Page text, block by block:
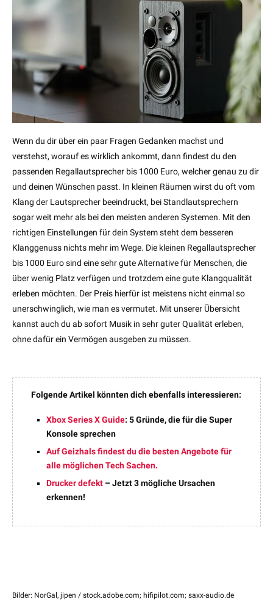
Wenn du dir über ein paar Fragen Gedanken machst und
verstehst, worauf es wirklich ankommt, dann findest du den
passenden Regallautsprecher bis 1000 Euro, welcher genau zu dir
und deinen Wünschen passt. In kleinen Räumen wirst du oft vom
Klang der Lautsprecher beeindruckt, bei Standlautsprechern
sogar weit mehr als bei den meisten anderen Systemen. Mit den
richtigen Einstellungen für dein System steht dem besseren
Klanggenuss nichts mehr im Wege. Die kleinen Regallautsprecher
bis 1000 Euro sind eine sehr gute Alternative für Menschen, die
über wenig Platz verfügen und trotzdem eine gute Klangqualität
erleben möchten. Der Preis hierfür ist meistens nicht einmal so
unerschwinglich, wie man es vermutet. Mit unserer Übersicht
kannst auch du ab sofort Musik in sehr guter Qualität erleben,
ohne dafür ein Vermögen ausgeben zu müssen.
Folgende Artikel könnten dich ebenfalls interessieren:
Xbox Series X Guide: 5 Gründe, die für die Super
Konsole sprechen
Auf Geizhals findest du die besten Angebote für
alle möglichen Tech Sachen.
Drucker defekt – Jetzt 3 mögliche Ursachen
erkennen!
Bilder: NorGal, jipen / stock.adobe.com; hifipilot.com; saxx-audio.de